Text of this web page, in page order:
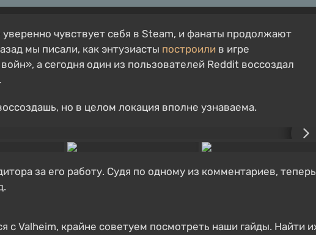
чувствует себя в Steam, и фанаты продолжают
мы писали, как энтузиасты построили в игре
а сегодня один из пользователей Reddit воссоздал
.
но в целом локация вполне узнаваема.
за его работу. Судя по одному из комментариев, теперь
с Valheim, крайне советуем посмотреть наши гайды. Найти